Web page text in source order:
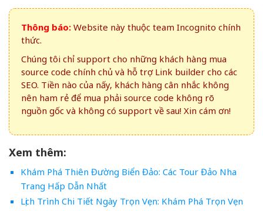
Thông báo: Website này thuộc team Incognito chính
thức.
Chúng tôi chỉ support cho những khách hàng mua
source code chính chủ và hỗ trợ Link builder cho các
SEO. Tiền nào của nấy, khách hàng cân nhắc không
nên ham rẻ để mua phải source code không rõ
nguồn gốc và không có support về sau! Xin cám ơn!
Xem thêm:
Khám Phá Thiên Đường Biển Đảo: Các Tour Đảo Nha
Trang Hấp Dẫn Nhất
Lịch Trình Chi Tiết Ngày Trọn Vẹn: Khám Phá Trọn Vẹn